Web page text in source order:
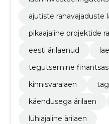
ajutiste rahavajaduste
pikaajaline projektide
eesti ärilaenud
tegutsemine
kinnisvaralaen
käendusega ärilaen
lühiajaline ärilaen